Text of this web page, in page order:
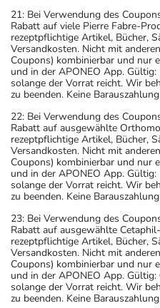
21: Bei Verwendung des
Rabatt auf viele Pierre Fabre-
rezeptpflichtige Artikel, Bücher,
Versandkosten. Nicht mit
Coupons) kombinierbar und nur
und in der APONEO App.
solange der Vorrat reicht. Wir
zu beenden. Keine
22: Bei Verwendung des
Rabatt auf ausgewählte
rezeptpflichtige Artikel, Bücher,
Versandkosten. Nicht mit
Coupons) kombinierbar und nur
und in der APONEO App.
solange der Vorrat reicht. Wir
zu beenden. Keine
23: Bei Verwendung des
Rabatt auf ausgewählte
rezeptpflichtige Artikel, Bücher,
Versandkosten. Nicht mit
Coupons) kombinierbar und nur
und in der APONEO App.
solange der Vorrat reicht. Wir
zu beenden. Keine